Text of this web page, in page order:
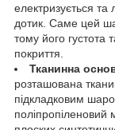
електризується
дотик. Саме цей
тому його густота
покриття.
Тканинна
розташована
підкладковим